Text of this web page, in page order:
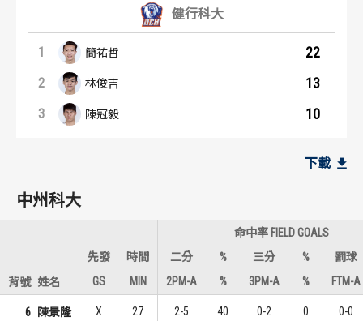
健行科大
1 簡祐哲 22
2 林俊吉 13
3 陳冠毅 10
1
白薩 4
健行科大
1
陳景隆 1
健行科大
下載
中州科大
命中率 FIELD GOALS
先發
時間 二分 % 三分 %
罰球
背號 姓名 GS MIN 2PM-A % 3PM-A % FTM-A
6 陳景隆 X 27 2-5 40 0-2 0 0-0